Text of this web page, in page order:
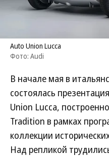
Auto Union Lucca
Фото: Audi
В начале мая в
состоялась
Union Lucca,
Tradition в рамках
коллекции
Над репликой